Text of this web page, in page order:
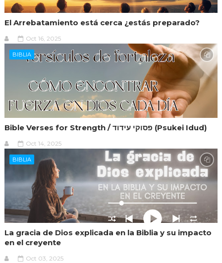
El Arrebatamiento está cerca ¿estás preparado?
Oct 16, 2025
BIBLIA
Bible Verses for Strength / פסוקי עידוד (Psukei Idud)
Oct 14, 2025
BIBLIA
La gracia de Dios explicada en la Biblia y su impacto
en el creyente
Oct 03, 2025